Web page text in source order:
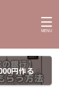
円作る